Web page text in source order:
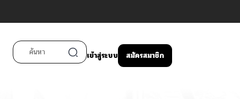
เข้าสู่ระบบ สมัครสมาชิก